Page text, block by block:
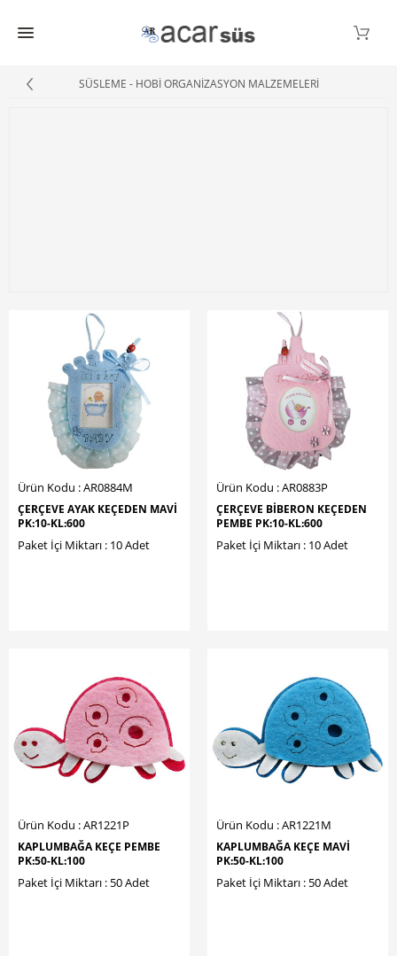
SÜSLEME - HOBİ ORGANİZASYON MALZEMELERİ
Ürün Kodu : AR0884M
ÇERÇEVE AYAK KEÇEDEN MAVİ
PK:10-KL:600
Paket İçi Miktarı : 10 Adet
Ürün Kodu : AR0883P
ÇERÇEVE BİBERON KEÇEDEN
PEMBE PK:10-KL:600
Paket İçi Miktarı : 10 Adet
Ürün Kodu : AR1221P
KAPLUMBAĞA KEÇE PEMBE
PK:50-KL:100
Paket İçi Miktarı : 50 Adet
Ürün Kodu : AR1221M
KAPLUMBAĞA KEÇE MAVİ
PK:50-KL:100
Paket İçi Miktarı : 50 Adet